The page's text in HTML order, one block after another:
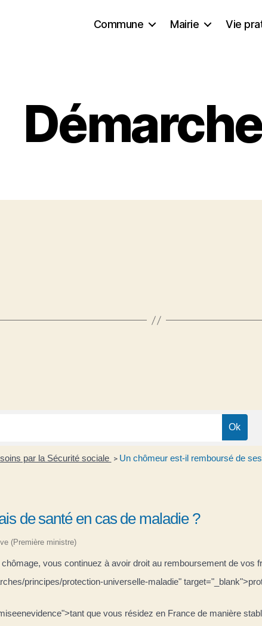
Commune Mairie Vie
par la Sécurité sociale > Un chômeur est-il remboursé de
de santé en cas de maladie ?
(Première ministre)
vous continuez à avoir droit au remboursement de vos
principes/protection-universelle-maladie"
que vous résidez en France de manière